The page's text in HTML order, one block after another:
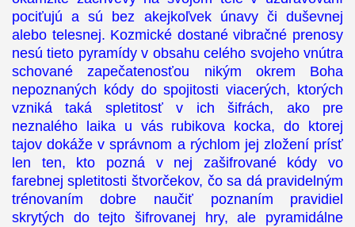
pociťujú a sú bez akejkoľvek únavy či duševnej
alebo telesnej. Kozmické dostané vibračné prenosy
nesú tieto pyramídy v obsahu celého svojeho vnútra
schované zapečatenosťou nikým okrem Boha
nepoznaných kódy do spojitosti viacerých, ktorých
vzniká taká spletitosť v ich šifrách, ako pre
neznalého laika u vás rubikova kocka, do ktorej
tajov dokáže v správnom a rýchlom jej zložení prísť
len ten, kto pozná v nej zašifrované kódy vo
farebnej spletitosti štvorčekov, čo sa dá pravidelným
trénovaním dobre naučiť poznaním pravidiel
skrytých do tejto šifrovanej hry, ale pyramidálne